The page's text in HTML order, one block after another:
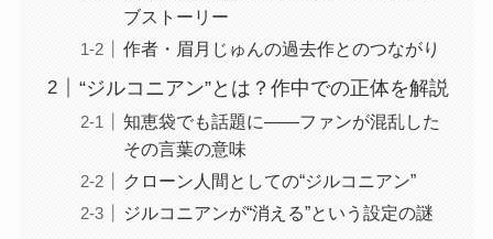
ブストーリー
作者・眉月じゅんの過去作とのつながり
“ジルコニアン”とは？作中での正体を解説
知恵袋でも話題に——ファンが混乱した
その言葉の意味
クローン人間としての“ジルコニアン”
ジルコニアンが“消える”という設定の謎